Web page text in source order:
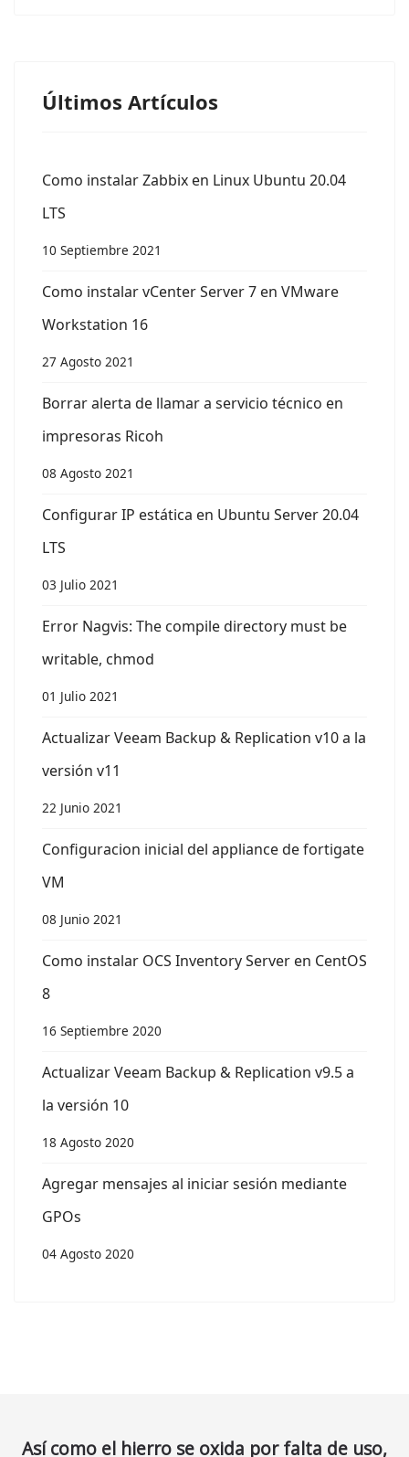
Últimos Artículos
Como instalar Zabbix en Linux Ubuntu 20.04
LTS
10 Septiembre 2021
Como instalar vCenter Server 7 en VMware
Workstation 16
27 Agosto 2021
Borrar alerta de llamar a servicio técnico en
impresoras Ricoh
08 Agosto 2021
Configurar IP estática en Ubuntu Server 20.04
LTS
03 Julio 2021
Error Nagvis: The compile directory must be
writable, chmod
01 Julio 2021
Actualizar Veeam Backup & Replication v10 a la
versión v11
22 Junio 2021
Configuracion inicial del appliance de fortigate
VM
08 Junio 2021
Como instalar OCS Inventory Server en CentOS
8
16 Septiembre 2020
Actualizar Veeam Backup & Replication v9.5 a
la versión 10
18 Agosto 2020
Agregar mensajes al iniciar sesión mediante
GPOs
04 Agosto 2020
Así como el hierro se oxida por falta de uso,